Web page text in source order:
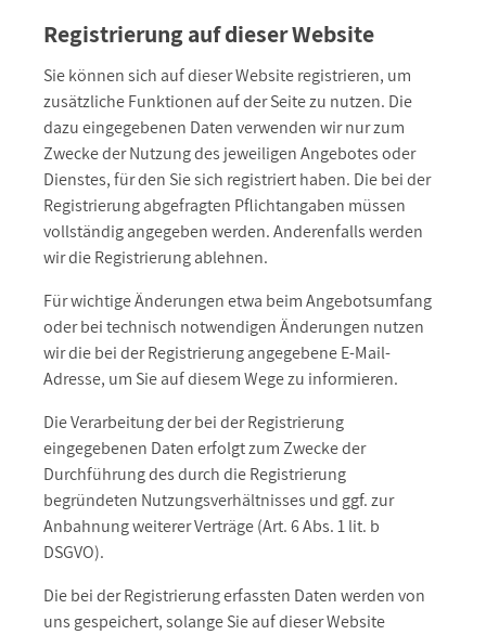
Registrierung auf dieser Website
Sie können sich auf dieser Website registrieren, um
zusätzliche Funktionen auf der Seite zu nutzen. Die
dazu eingegebenen Daten verwenden wir nur zum
Zwecke der Nutzung des jeweiligen Angebotes oder
Dienstes, für den Sie sich registriert haben. Die bei der
Registrierung abgefragten Pflichtangaben müssen
vollständig angegeben werden. Anderenfalls werden
wir die Registrierung ablehnen.
Für wichtige Änderungen etwa beim Angebotsumfang
oder bei technisch notwendigen Änderungen nutzen
wir die bei der Registrierung angegebene E-Mail-
Adresse, um Sie auf diesem Wege zu informieren.
Die Verarbeitung der bei der Registrierung
eingegebenen Daten erfolgt zum Zwecke der
Durchführung des durch die Registrierung
begründeten Nutzungsverhältnisses und ggf. zur
Anbahnung weiterer Verträge (Art. 6 Abs. 1 lit. b
DSGVO).
Die bei der Registrierung erfassten Daten werden von
uns gespeichert, solange Sie auf dieser Website